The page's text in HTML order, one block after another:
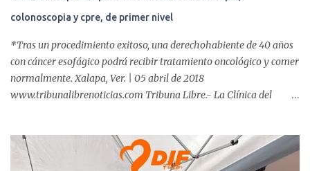
colonoscopia y cpre, de primer nivel
*Tras un procedimiento exitoso, una derechohabiente de 40 años
con cáncer esofágico podrá recibir tratamiento oncológico y comer
normalmente. Xalapa, Ver. | 05 abril de 2018
www.tribunalibrenoticias.com Tribuna Libre.- La Clínica del
incluyen endoscopia, colonoscopia y colangiopancreatografía
retrógrada endoscópica (CPRE), con equipo de alta tecnología de